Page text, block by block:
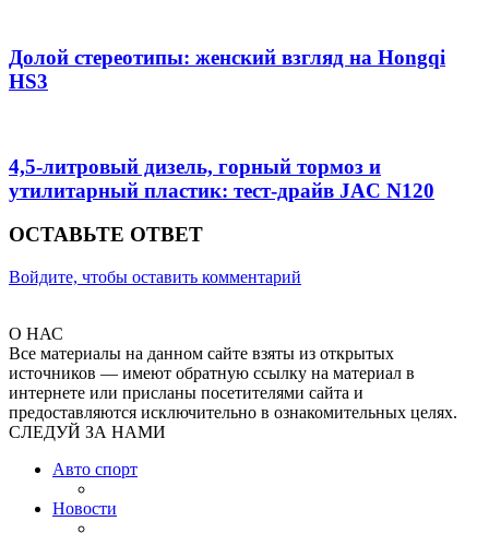
Долой стереотипы: женский взгляд на Hongqi
HS3
4,5-литровый дизель, горный тормоз и
утилитарный пластик: тест-драйв JAC N120
ОСТАВЬТЕ ОТВЕТ
Войдите, чтобы оставить комментарий
О НАС
Все материалы на данном сайте взяты из открытых
источников — имеют обратную ссылку на материал в
интернете или присланы посетителями сайта и
предоставляются исключительно в ознакомительных целях.
СЛЕДУЙ ЗА НАМИ
Авто спорт
Новости